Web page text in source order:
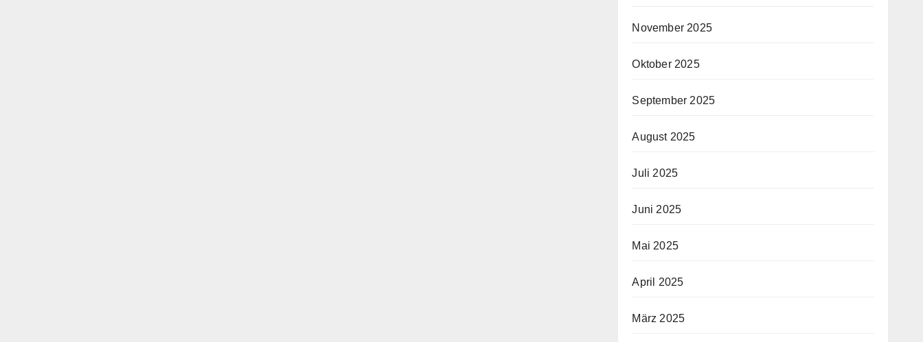
November 2025
Oktober 2025
September 2025
August 2025
Juli 2025
Juni 2025
Mai 2025
April 2025
März 2025